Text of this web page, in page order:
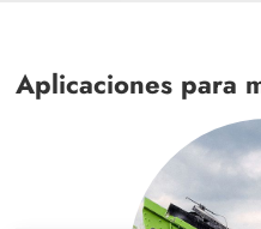
Aplicaciones para